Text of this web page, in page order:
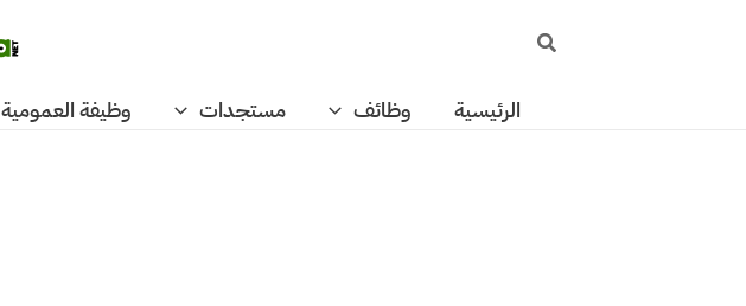
البحث
الرئيسية وظائف مستجدات وظيفة العمومية